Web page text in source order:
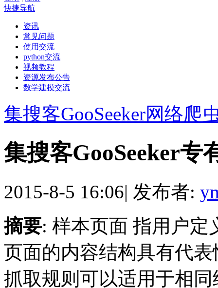
快捷导航
资讯
常见问题
使用交流
python交流
视频教程
资源发布公告
数学建模交流
集搜客GooSeeker网络爬
集搜客GooSeeker专
2015-8-5 16:06| 发布者:
摘要: 样本页面 指用户定
页面的内容结构具有代
抓取规则可以适用于相